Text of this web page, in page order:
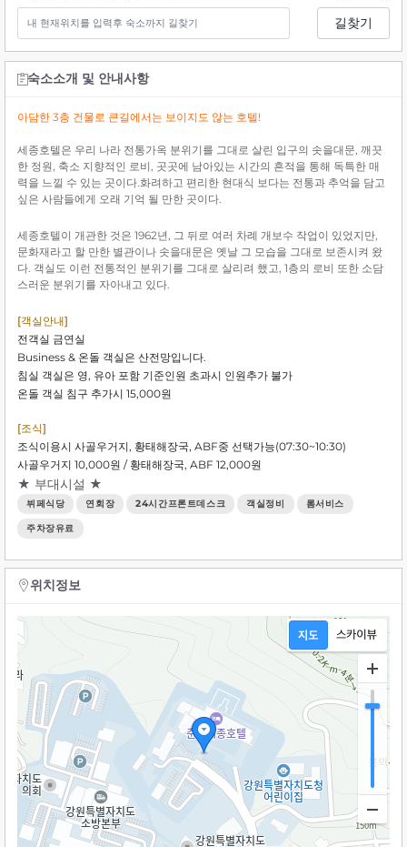
길찾기
숙소소개 및 안내사항
아담한 3층 건물로 큰길에서는 보이지도 않는 호텔!
세종호텔은 우리 나라 전통가옥 분위기를 그대로 살린 입구의 솟을대문, 깨끗
한 정원, 축소 지향적인 로비, 곳곳에 남아있는 시간의 흔적을 통해 독특한 매
력을 느낄 수 있는 곳이다.화려하고 편리한 현대식 보다는 전통과 추억을 담고
싶은 사람들에게 오래 기억 될 만한 곳이다.
세종호텔이 개관한 것은 1962년, 그 뒤로 여러 차례 개보수 작업이 있었지만,
문화재라고 할 만한 별관이나 솟을대문은 옛날 그 모습을 그대로 보존시켜 왔
다. 객실도 이런 전통적인 분위기를 그대로 살리려 했고, 1층의 로비 또한 소담
스러운 분위기를 자아내고 있다.
[객실안내]
전객실 금연실
Business & 온돌 객실은 산전망입니다.
침실 객실은 영, 유아 포함 기준인원 초과시 인원추가 불가
온돌 객실 침구 추가시 15,000원
[조식]
조식이용시 사골우거지, 황태해장국, ABF중 선택가능(07:30~10:30)
사골우거지 10,000원 / 황태해장국, ABF 12,000원
★ 부대시설 ★
뷔페식당 연회장 24시간프론트데스크 객실정비 롬서비스
주차장유료
위치정보